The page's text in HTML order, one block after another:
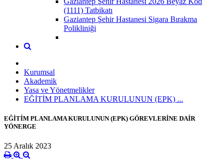
(1111) Tatbikatı
Gaziantep Şehir Hastanesi Sigara Bırakma
Polikliniği
Kurumsal
Akademik
Yasa ve Yönetmelikler
EĞİTİM PLANLAMA KURULUNUN (EPK) ...
EĞİTİM PLANLAMA KURULUNUN (EPK) GÖREVLERİNE DAİR
YÖNERGE
25 Aralık 2023